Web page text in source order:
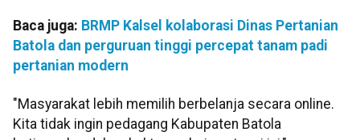
Baca juga: BRMP Kalsel kolaborasi Dinas Pertanian
Batola dan perguruan tinggi percepat tanam padi
pertanian modern
"Masyarakat lebih memilih berbelanja secara online.
Kita tidak ingin pedagang Kabupaten Batola